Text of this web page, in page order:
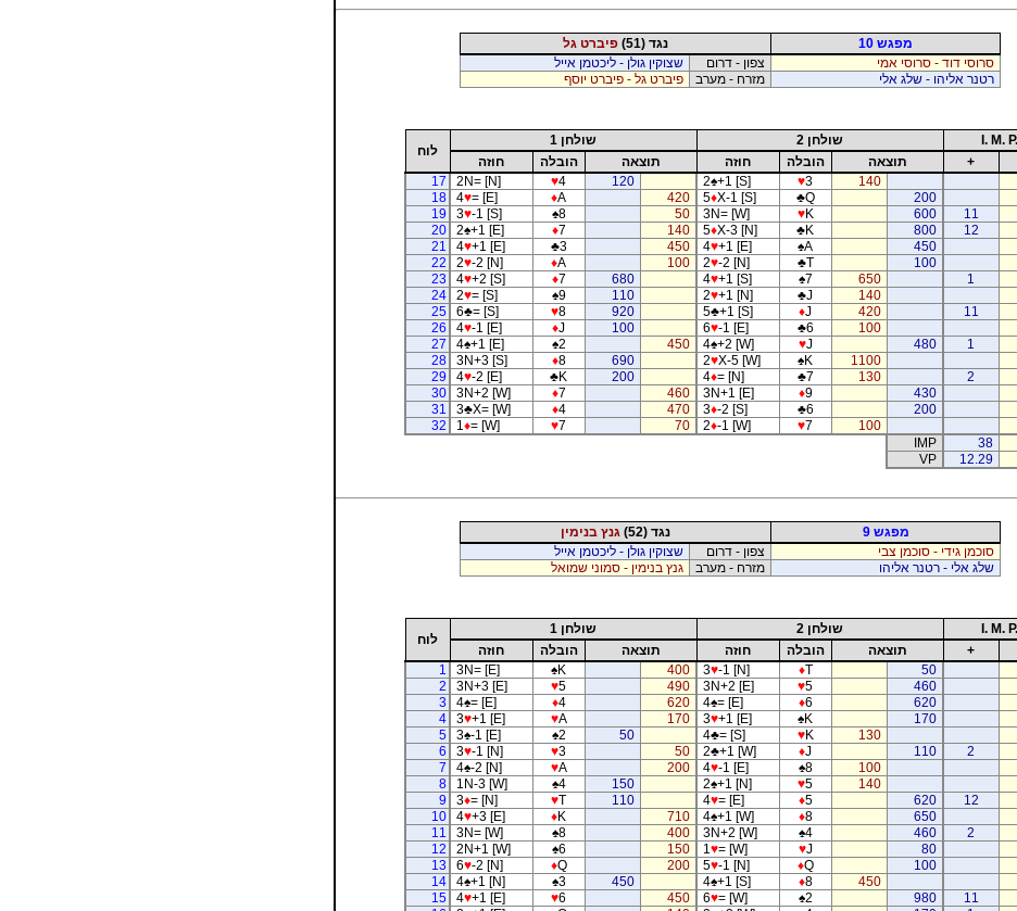
מפגש 10 נגד (51)
פיברט גל
סרוסי דוד - סרוסי אמי
צפון - דרום
שצוקין גולן - ליכטמן אייל
רטנר אליהו - שלג אלי
מזרח - מערב פיברט גל - פיברט יוסף
I. M. P. שולחן 2 שולחן 1
לוח
+ תוצאה הובלה חוזה תוצאה הובלה
חוזה
140
♥3
2♠+1 [S]
120
♥4
2N= [N]
17
200
♣Q
5♦X-1 [S]
420
♦A
4♥= [E]
18
11
600
♥K
3N= [W]
50
♠8
3♥-1 [S]
19
12
800
♣K
5♦X-3 [N]
140
♦7
2♠+1 [E]
20
450
♠A
4♥+1 [E]
450
♣3
4♥+1 [E]
21
100
♣T
2♥-2 [N]
100
♦A
2♥-2 [N]
22
1
650
♠7
4♥+1 [S]
680
♦7
4♥+2 [S]
23
140
♣J
2♥+1 [N]
110
♠9
2♥= [S]
24
11
420
♦J
5♣+1 [S]
920
♥8
6♣= [S]
25
100
♣6
6♥-1 [E]
100
♦J
4♥-1 [E]
26
1
480
♥J
4♠+2 [W]
450
♠2
4♠+1 [E]
27
1100
♠K
2♥X-5 [W]
690
♦8
3N+3 [S]
28
2
130
♣7
4♦= [N]
200
♣K
4♥-2 [E]
29
430
♦9
3N+1 [E]
460
♦7
3N+2 [W]
30
200
♣6
3♦-2 [S]
470
♦4
3♣X= [W]
31
100
♥7
2♦-1 [W]
70
♥7
1 ♦= [W]
32
38
IMP
12.29
VP
מפגש 9 נגד (52)
גנץ בנימין
סוכמן גידי - סוכמן צבי
צפון - דרום
שצוקין גולן - ליכטמן אייל
שלג אלי - רטנר אליהו
מזרח - מערב גנץ בנימין - סמוני שמואל
I. M. P. שולחן 2 שולחן 1
לוח
+ תוצאה הובלה חוזה תוצאה הובלה
חוזה
50
♦T
3♥-1 [N]
400
♠K
3N= [E]
1
460
♥5
3N+2 [E]
490
♥5
3N+3 [E]
2
620
♦6
4♠= [E]
620
♦4
4♠= [E]
3
170
♠K
3♥+1 [E]
170
♥A
3♥+1 [E]
4
130
♥K
4♣= [S]
50
♠2
3♠-1 [E]
5
2
110
♦J
2♣+1 [W]
50
♥3
3♥-1 [N]
6
100
♠8
4♥-1 [E]
200
♥A
4♠-2 [N]
7
140
♥5
2♠+1 [N]
150
♠4
1N-3 [W]
8
12
620
♦5
4♥= [E]
110
♥T
3♦= [N]
9
650
♦8
4♠+1 [W]
710
♦K
4♥+3 [E]
10
2
460
♠4
3N+2 [W]
400
♠8
3N= [W]
11
80
♥J
1 ♥= [W]
150
♠6
2N+1 [W]
12
100
♦Q
5♥-1 [N]
200
♦Q
6♥-2 [N]
13
450
♦8
4♠+1 [S]
450
♠3
4♠+1 [N]
14
11
980
♠2
6♥= [W]
450
♥6
4♥+1 [E]
15